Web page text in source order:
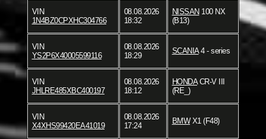
VIN
1N4BZ0CPXHC304766
08.08.2026
18:32
NISSAN 100 NX
(B13)
VIN
YS2P6X40005599116
08.08.2026
18:29
SCANIA4 - series
VIN
JHLRE485XBC400197
08.08.2026
18:12
HONDACR-V III
(RE_)
VIN
X4XHS99420EA41019
08.08.2026
17:24
BMWX1 (F48)